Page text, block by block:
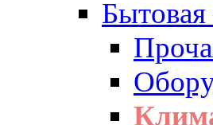
Бытовая